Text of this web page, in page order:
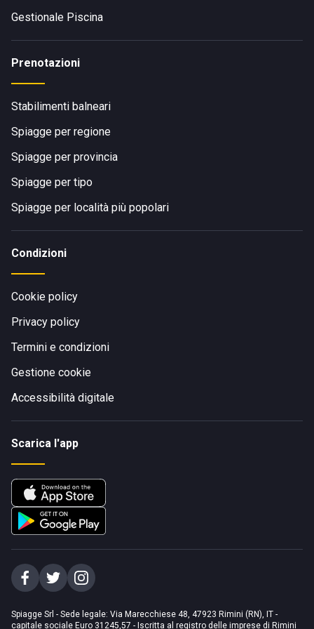
Gestionale Piscina
Prenotazioni
Stabilimenti balneari
Spiagge per regione
Spiagge per provincia
Spiagge per tipo
Spiagge per località più popolari
Condizioni
Cookie policy
Privacy policy
Termini e condizioni
Gestione cookie
Accessibilità digitale
Scarica l'app
Spiagge Srl - Sede legale: Via Marecchiese 48, 47923 Rimini (RN), IT -
capitale sociale Euro 31245,57 - Iscritta al registro delle imprese di Rimini